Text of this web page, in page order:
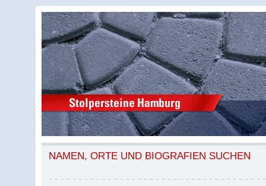
NAMEN, ORTE UND BIOGRAFIEN SUCHEN